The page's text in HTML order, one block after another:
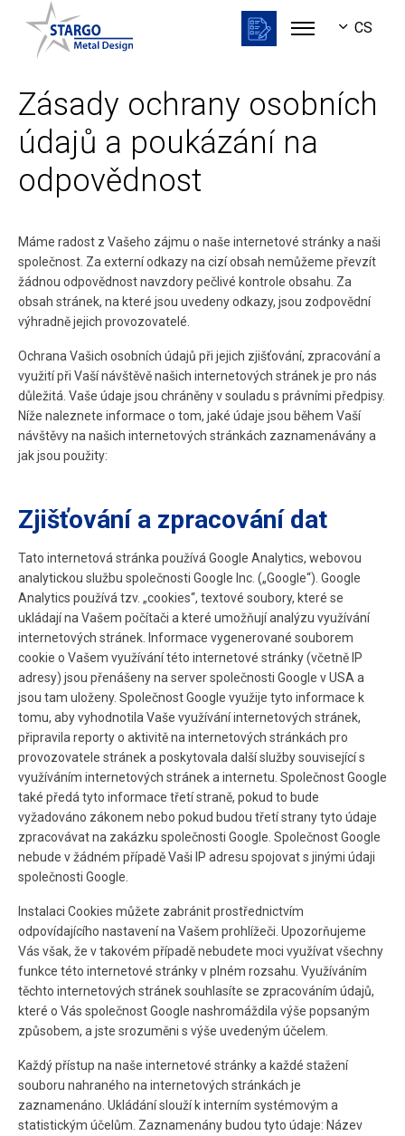
Přeskočit na hlavní obsah
CS
DE
Zásady ochrany osobních
údajů a poukázání na
odpovědnost
Máme radost z Vašeho zájmu o naše internetové stránky a naši
společnost. Za externí odkazy na cizí obsah nemůžeme převzít
žádnou odpovědnost navzdory pečlivé kontrole obsahu. Za
obsah stránek, na které jsou uvedeny odkazy, jsou zodpovědní
výhradně jejich provozovatelé.
Ochrana Vašich osobních údajů při jejich zjišťování, zpracování a
využití při Vaší návštěvě našich internetových stránek je pro nás
důležitá. Vaše údaje jsou chráněny v souladu s právními předpisy.
Níže naleznete informace o tom, jaké údaje jsou během Vaší
návštěvy na našich internetových stránkách zaznamenávány a
jak jsou použity:
Zjišťování a zpracování dat
Tato internetová stránka používá Google Analytics, webovou
analytickou službu společnosti Google Inc. („Google“). Google
Analytics používá tzv. „cookies“, textové soubory, které se
ukládají na Vašem počítači a které umožňují analýzu využívání
internetových stránek. Informace vygenerované souborem
cookie­ o Vašem využívání této internetové stránky (včetně IP
adresy) jsou přenášeny na server společnosti Google v USA a
jsou tam uloženy. Společnost Google využije tyto informace k
tomu, aby vyhodnotila Vaše využívání internetových stránek,
připravila reporty o aktivitě na internetových stránkách pro
provozovatele stránek a poskytovala další služby související s
využíváním internetových stránek a internetu. Společnost Google
také předá tyto informace třetí straně, pokud to bude
vyžadováno zákonem nebo pokud budou třetí strany tyto údaje
zpracovávat na zakázku společnosti Google. Společnost Google
nebude v žádném případě Vaši IP adresu spojovat s jinými údaji
společnosti Google.
Instalaci Cookies můžete zabránit prostřednictvím
odpovídajícího nastavení na Vašem prohlížeči. Upozorňujeme
Vás však, že v takovém případě nebudete moci využívat všechny
funkce této internetové stránky v plném rozsahu. Využíváním
těchto internetových stránek souhlasíte se zpracováním údajů,
které o Vás společnost Google nashromáždila výše popsaným
způsobem, a jste srozuměni s výše uvedeným účelem.
Každý přístup na naše internetové stránky a každé stažení
souboru nahraného na internetových stránkách je
zaznamenáno. Ukládání slouží k interním systémovým a
statistickým účelům. Zaznamenány budou tyto údaje: Název